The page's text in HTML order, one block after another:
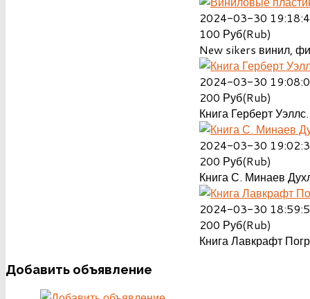
2024-03-30
100 Руб(Rub)
New sikers винил,
2024-03-30
200 Руб(Rub)
Книга Герберт
2024-03-30
200 Руб(Rub)
Книга С. Минаев
2024-03-30
200 Руб(Rub)
Книга Лавкрафт
Добавить объявление